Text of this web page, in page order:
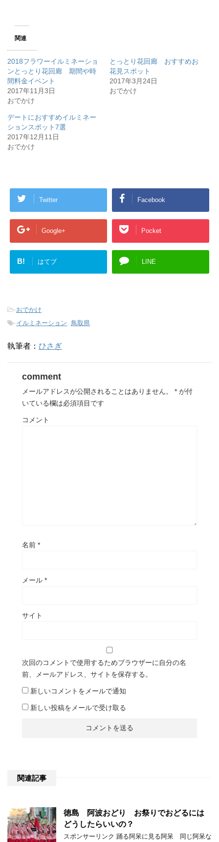
関連
2018フラワーイルミネーショ
ンとっとり花回廊 期間や時
間料金イベント
2017年11月3日
おでかけ
とっとり花回廊 おすすめお
花見スポット
2017年3月24日
おでかけ
デートにおすすめイルミネー
ションスポット7選
2017年12月11日
おでかけ
Twitter Facebook
Google+ Pocket
B! はてブ LINE
-おでかけ
-イルミネーション 鳥取県
執筆者： ひさぎ
comment
メールアドレスが公開されることはありません。 * が付
いている欄は必須項目です
コメント
名前 *
メール *
サイト
次回のコメントで使用するためブラウザーに自分の名
前、メールアドレス、サイトを保存する。
新しいコメントをメールで通知
新しい投稿をメールで受け取る
関連記事
徳島 阿波おどり お祭りでおどるには
どうしたらいいの？
スポンサーリンク 踊る阿呆に見る阿呆 同じ阿呆な